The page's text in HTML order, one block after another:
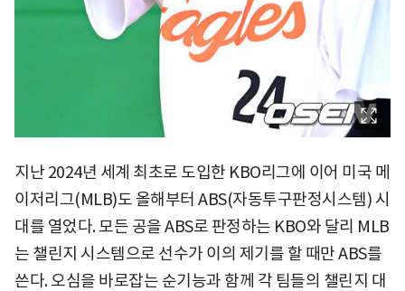
지난 2024년 세계 최초로 도입한 KBO리그에 이어 미국 메
이저리그(MLB)도 올해부터 ABS(자동투구판정시스템) 시
대를 열었다. 모든 공을 ABS로 판정하는 KBO와 달리 MLB
는 챌린지 시스템으로 선수가 이의 제기를 할 때만 ABS를
쓴다. 오심을 바로잡는 순기능과 함께 각 팀들의 챌린지 대